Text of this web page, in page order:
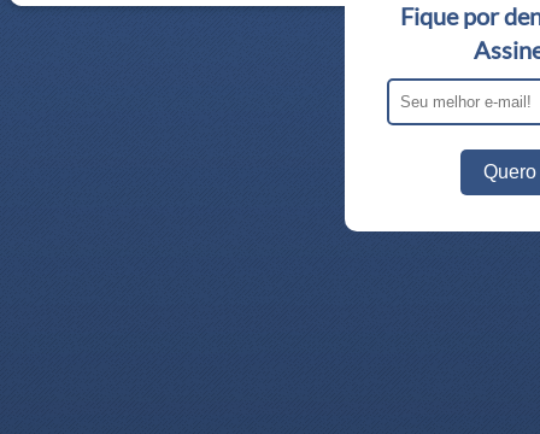
Fique por